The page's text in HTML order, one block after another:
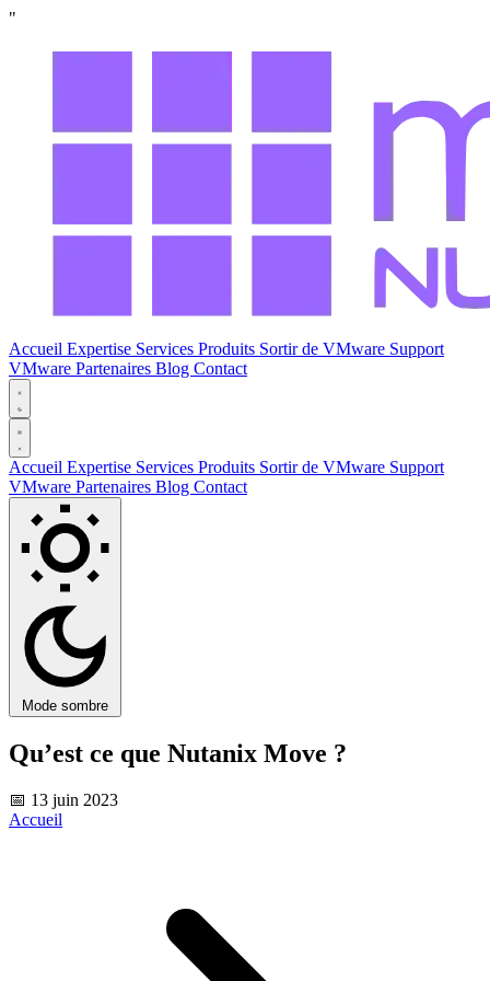
"
Accueil Expertise Services Produits Sortir de VMware Support
VMware Partenaires Blog Contact
Accueil Expertise Services Produits Sortir de VMware Support
VMware Partenaires Blog Contact
Mode sombre
Qu’est ce que Nutanix Move ?
📅 13 juin 2023
Accueil